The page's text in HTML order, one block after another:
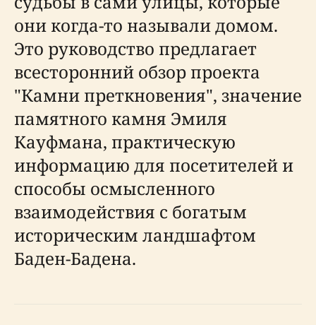
они когда-то называли домом.
Это руководство предлагает
всесторонний обзор проекта
"Камни преткновения", значение
памятного камня Эмиля
Кауфмана, практическую
информацию для посетителей и
способы осмысленного
взаимодействия с богатым
историческим ландшафтом
Баден-Бадена.